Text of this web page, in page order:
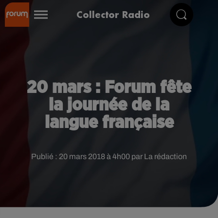
Collector Radio
20 mars : Forum fête
la journée de la
langue française
Publié : 20 mars 2018 à 4h00 par La rédaction